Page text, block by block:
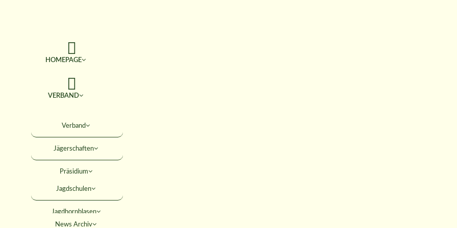
HOMEPAGE
VERBAND
Verband
Jägerschaften
Präsidium
TERMINE
JAGD & NATUR
Jagdschulen
Jagdhornblasen
SERVICE
News Archiv
AKTIVITÄTEN